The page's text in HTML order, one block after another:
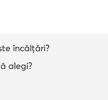
încălțări?
alegi?